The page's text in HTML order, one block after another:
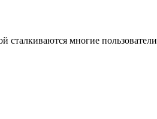
сталкиваются многие пользователи